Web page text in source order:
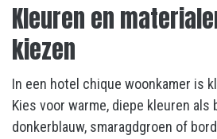
Kleuren en
kiezen
In een hotel chique woonkamer is
Kies voor warme, diepe kleuren als
donkerblauw, smaragdgroen of